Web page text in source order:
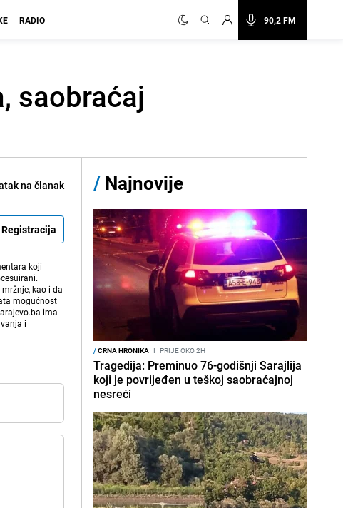
90,2 FM
RADIO
saobraćaj
na članak
Registracija
koji
kao i da
mogućnost
ima
i
/ Najnovije
/CRNA HRONIKA I PRIJE OKO 2H
Tragedija: Preminuo 76-godišnji Sarajlija
koji je povrijeđen u teškoj saobraćajnoj
nesreći